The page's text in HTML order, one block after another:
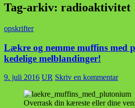
Tag-arkiv: radioaktivitet
opskrifter
Lækre og nemme muffins med
kedelige melblandinger!
9. juli 2016 UR Skriv en kommentar
Overrask din kæreste eller dine